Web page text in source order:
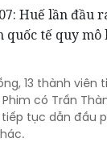
Huế lần đầu
quốc tế quy mô
13 thành viên
có Trấn
tục dẫn đầu